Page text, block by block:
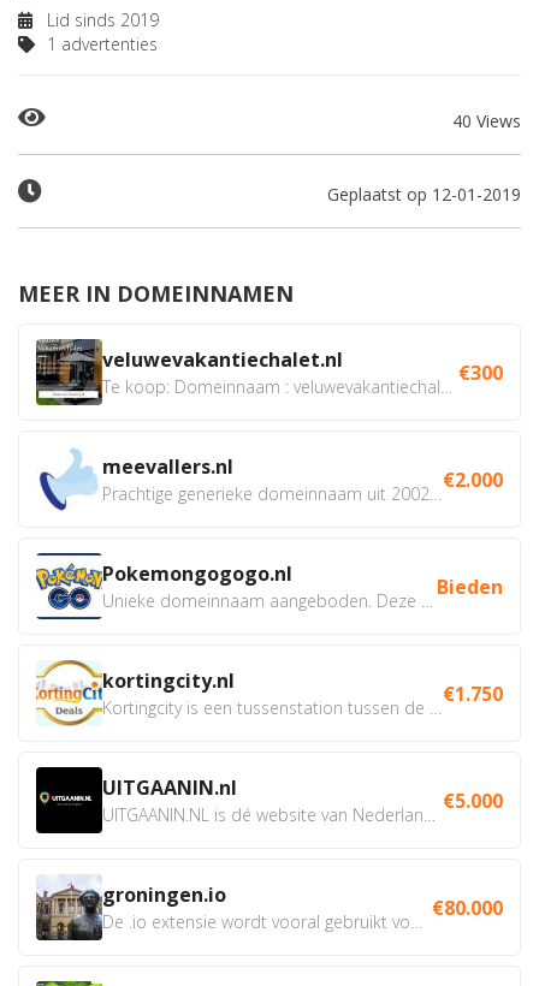
Lid sinds 2019
1 advertenties
40 Views
Geplaatst op 12-01-2019
MEER IN DOMEINNAMEN
veluwevakantiechalet.nl €300
meevallers.nl €2.000
Pokemongogogo.nl Bieden
kortingcity.nl €1.750
UITGAANIN.nl €5.000
groningen.io €80.000